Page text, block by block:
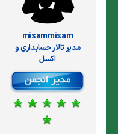
misammisam
مدير تالار حسابداری و
اکسل